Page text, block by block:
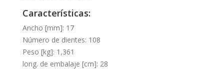
Características:
Ancho [mm]: 17
Número de dientes: 108
Peso [kg]: 1,361
long. de embalaje [cm]: 28